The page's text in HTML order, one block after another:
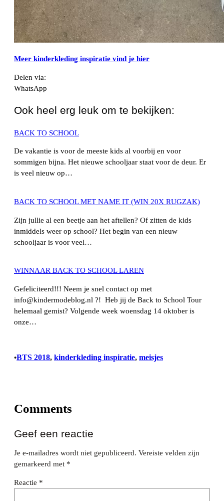
Meer kinderkleding inspiratie vind je hier
Delen via:
WhatsApp
Ook heel erg leuk om te bekijken:
BACK TO SCHOOL
De vakantie is voor de meeste kids al voorbij en voor
sommigen bijna. Het nieuwe schooljaar staat voor de deur. Er
is veel nieuw op…
BACK TO SCHOOL MET NAME IT (WIN 20X RUGZAK)
Zijn jullie al een beetje aan het aftellen? Of zitten de kids
inmiddels weer op school? Het begin van een nieuw
schooljaar is voor veel…
WINNAAR BACK TO SCHOOL LAREN
Gefeliciteerd!!! Neem je snel contact op met
info@kindermodeblog.nl ?! Heb jij de Back to School Tour
helemaal gemist? Volgende week woensdag 14 oktober is
onze…
•BTS 2018, kinderkleding inspiratie, meisjes
Comments
Geef een reactie
Je e-mailadres wordt niet gepubliceerd. Vereiste velden zijn
gemarkeerd met *
Reactie *